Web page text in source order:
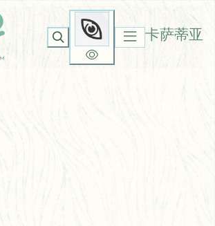
你无法看到我
卡萨蒂亚